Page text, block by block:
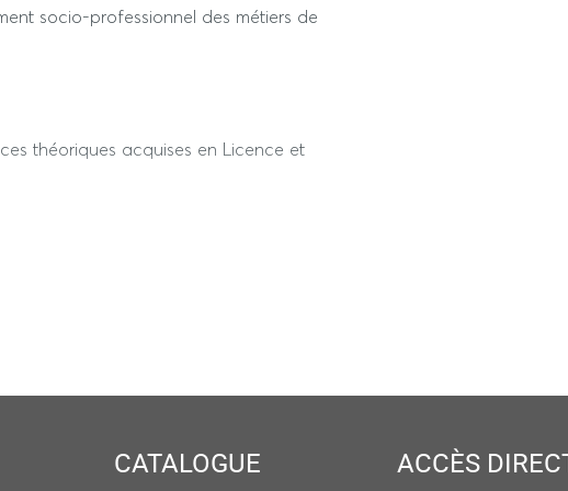
socio-professionnel des métiers de
théoriques acquises en Licence et
à être force de proposition etc.)
CATALOGUE ACCÈS